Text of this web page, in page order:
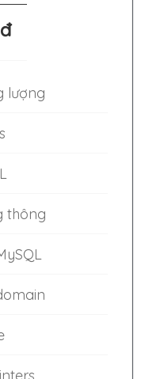
đ
lượng
thông